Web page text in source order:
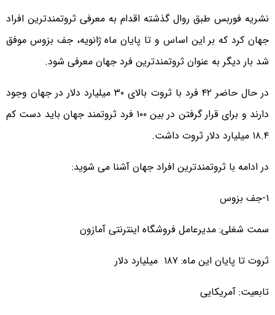
نشریه فوربس طبق روال گذشته اقدام به معرفی ثروتمندترین افراد
جهان کرد که بر این اساس و تا پایان ماه ژانویه، جف بزوس موفق
شد بار دیگر به عنوان ثروتمندترین فرد جهان معرفی شود.
در حال حاضر ۴۲ فرد با ثروت بالای ۳۰ میلیارد دلار در جهان وجود
دارند و برای قرار گرفتن در بین ۱۰۰ فرد ثروتمند جهان باید دست کم
۱۸.۴ میلیارد دلار ثروت داشت.
در ادامه با ثروتمندترین افراد جهان آشنا می شوید:
۱-جف بزوس
سمت شغلی: مدیرعامل فروشگاه اینترنتی آمازون
ثروت تا پایان این ماه: ۱۸۷ میلیارد دلار
تابعیت: آمریکایی